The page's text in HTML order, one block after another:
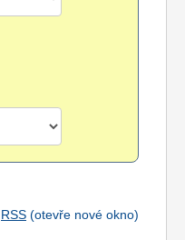
RSS (otevře nové okno)